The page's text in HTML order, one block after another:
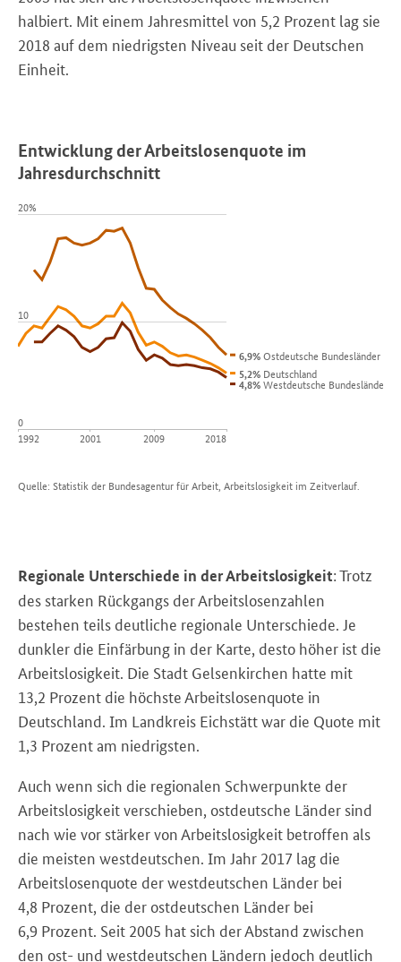
halbiert. Mit einem Jahresmittel von 5,2 Prozent lag sie
2018 auf dem niedrigsten Niveau seit der Deutschen
Einheit.
Entwicklung der Arbeitslosenquote im
Jahresdurchschnitt
1992 2001 2009 2018
5,2% Deutschland
4,8%Westdeutsche Bundesländer
6,9%Ostdeutsche Bundesländer
0
10
20%
Quelle: Statistik der Bundesagentur für Arbeit, Arbeitslosigkeit im Zeitverlauf.
Regionale Unterschiede in der Arbeitslosigkeit: Trotz
des starken Rückgangs der Arbeitslosenzahlen
bestehen teils deutliche regionale Unterschiede. Je
dunkler die Einfärbung in der Karte, desto höher ist die
Arbeitslosigkeit. Die Stadt Gelsenkirchen hatte mit
13,2 Prozent die höchste Arbeitslosenquote in
Deutschland. Im Landkreis Eichstätt war die Quote mit
1,3 Prozent am niedrigsten.
Auch wenn sich die regionalen Schwerpunkte der
Arbeitslosigkeit verschieben, ostdeutsche Länder sind
nach wie vor stärker von Arbeitslosigkeit betroffen als
die meisten westdeutschen. Im Jahr 2017 lag die
Arbeitslosenquote der westdeutschen Länder bei
4,8 Prozent, die der ostdeutschen Länder bei
6,9 Prozent. Seit 2005 hat sich der Abstand zwischen
den ost- und westdeutschen Ländern jedoch deutlich